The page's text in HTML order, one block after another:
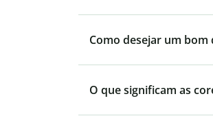
Como desejar um
O que significam as